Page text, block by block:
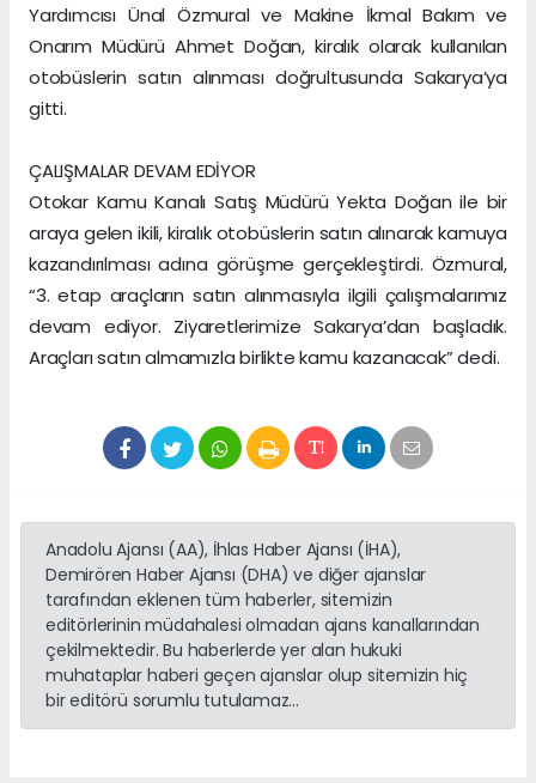
Yardımcısı Ünal Özmural ve Makine İkmal Bakım ve
Onarım Müdürü Ahmet Doğan, kiralık olarak kullanılan
otobüslerin satın alınması doğrultusunda Sakarya’ya
gitti.
ÇALIŞMALAR DEVAM EDİYOR
Otokar Kamu Kanalı Satış Müdürü Yekta Doğan ile bir
araya gelen ikili, kiralık otobüslerin satın alınarak kamuya
kazandırılması adına görüşme gerçekleştirdi. Özmural,
“3. etap araçların satın alınmasıyla ilgili çalışmalarımız
devam ediyor. Ziyaretlerimize Sakarya’dan başladık.
Araçları satın almamızla birlikte kamu kazanacak” dedi.
Anadolu Ajansı (AA), İhlas Haber Ajansı (İHA),
Demirören Haber Ajansı (DHA) ve diğer ajanslar
tarafından eklenen tüm haberler, sitemizin
editörlerinin müdahalesi olmadan ajans kanallarından
çekilmektedir. Bu haberlerde yer alan hukuki
muhataplar haberi geçen ajanslar olup sitemizin hiç
bir editörü sorumlu tutulamaz...